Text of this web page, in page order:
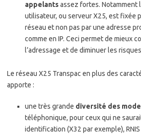
appelantsassez fortes. Notamment
utilisateur, ou serveur X25, est fixée
réseau et non pas par une adresse
comme en IP. Ceci permet de mieux
l’adressage et de diminuer les
Le réseau X25 Transpac en plus des
apporte :
une très grande diversité des
téléphonique, pour ceux qui ne
identification (X32 par exemple),